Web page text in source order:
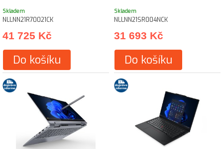
Skladem
NLLNN21R70021CK
41 725 Kč
Do košíku
Skladem
NLLNN21SR004NCK
31 693 Kč
Do košíku